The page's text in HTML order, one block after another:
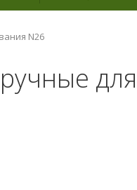
N26